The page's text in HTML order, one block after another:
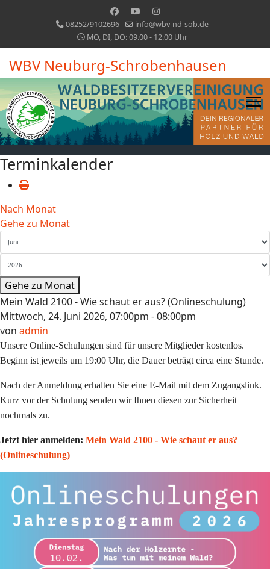
08252/9102696
info@wbv-nd-sob.de
MO, DI, DO: 09.00 - 12.00 Uhr
WBV Neuburg-Schrobenhausen
Terminkalender
Nach Monat
Gehe zu Monat
Gehe zu Monat
Mein Wald 2100 - Wie schaut er aus? (Onlineschulung)
Mittwoch, 24. Juni 2026, 07:00pm - 08:00pm
von admin
Unsere Online-Schulungen sind für unsere Mitglieder kostenlos.
Beginn ist jeweils um 19:00 Uhr, die Dauer beträgt circa eine Stunde.
Nach der Anmeldung erhalten Sie eine E-Mail mit dem Zugangslink.
Kurz vor der Schulung senden wir Ihnen diesen zur Sicherheit
nochmals zu.
Jetzt hier anmelden: Mein Wald 2100 - Wie schaut er aus?
(Onlineschulung)